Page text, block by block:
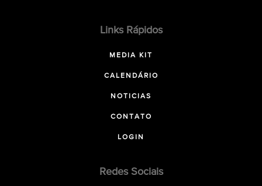
Links Rápidos
MEDIA KIT
CALENDÁRIO
NOTICIAS
CONTATO
LOGIN
Redes Sociais